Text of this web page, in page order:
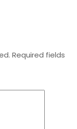
Required fields